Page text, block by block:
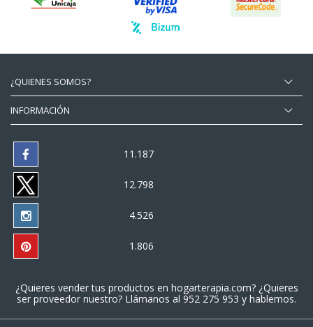
¿QUIENES SOMOS?
INFORMACIÓN
11.187
12.798
4.526
1.806
¿Quieres vender tus productos en hogarterapia.com? ¿Quieres
ser proveedor nuestro? Llámanos al 952 275 953 y hablemos.